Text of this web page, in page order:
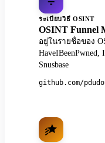
ระเบียบวิธี OSINT
OSINT Funnel
อยู่ในรายชื่อของ
HaveIBeenPwned,
Snusbase
github.com/